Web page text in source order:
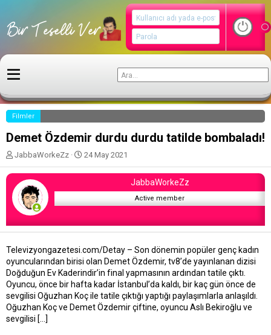
Filmler
Demet Özdemir durdu durdu tatilde bombaladı!
K
o
n
u
u
a
l
a
t
a
n
JabbaWorkeZz
B
a
ş
n
ı
t
a
r
i
h
i
24 May 2021
JabbaWorkeZz
Active member
Televizyongazetesi.com/Detay – Son dönemin popüler genç kadın
oyuncularından birisi olan Demet Özdemir, tv8’de yayınlanan dizisi
Doğduğun Ev Kaderindir’in final yapmasının ardından tatile çıktı.
Oyuncu, önce bir hafta kadar İstanbul’da kaldı, bir kaç gün önce de
sevgilisi Oğuzhan Koç ile tatile çıktığı yaptığı paylaşımlarla anlaşıldı.
Oğuzhan Koç ve Demet Özdemir çiftine, oyuncu Aslı Bekiroğlu ve
sevgilisi […]